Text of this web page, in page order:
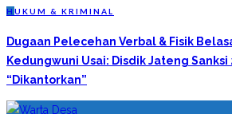
H UKUM & KRIMINAL
Dugaan Pelecehan Verbal & Fisik
Kedungwuni Usai: Disdik Jateng Sanksi
“Dikantorkan”